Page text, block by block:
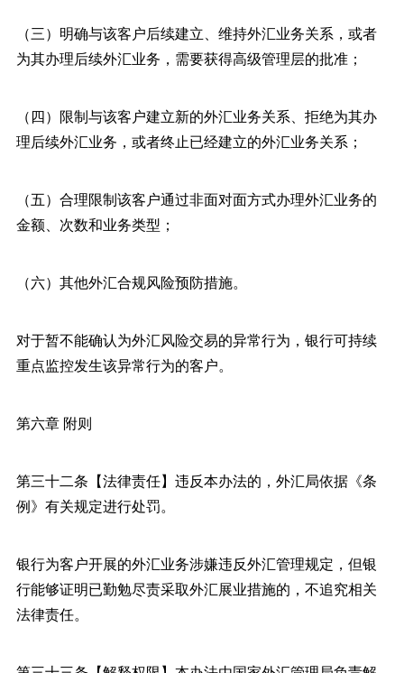
（三）明确与该客户后续建立、维持外汇业务关系，或者
为其办理后续外汇业务，需要获得高级管理层的批准；
（四）限制与该客户建立新的外汇业务关系、拒绝为其办
理后续外汇业务，或者终止已经建立的外汇业务关系；
（五）合理限制该客户通过非面对面方式办理外汇业务的
金额、次数和业务类型；
（六）其他外汇合规风险预防措施。
对于暂不能确认为外汇风险交易的异常行为，银行可持续
重点监控发生该异常行为的客户。
第六章 附则
第三十二条【法律责任】违反本办法的，外汇局依据《条
例》有关规定进行处罚。
银行为客户开展的外汇业务涉嫌违反外汇管理规定，但银
行能够证明已勤勉尽责采取外汇展业措施的，不追究相关
法律责任。